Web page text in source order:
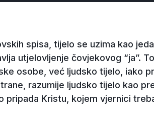
spisa, tijelo se uzima kao
utjelovljenje čovjekovog “ja”.
osobe, već ljudsko tijelo, iako
razumije ljudsko tijelo kao
Kristu, kojem vjernici